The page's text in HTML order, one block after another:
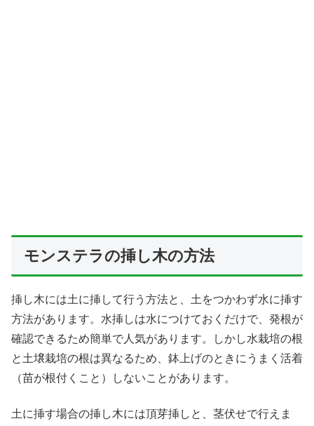
モンステラの挿し木の方法
挿し木には土に挿して行う方法と、土をつかわず水に挿す
方法があります。水挿しは水につけておくだけで、発根が
確認できるため簡単で人気があります。しかし水栽培の根
と土壌栽培の根は異なるため、鉢上げのときにうまく活着
（苗が根付くこと）しないことがあります。
土に挿す場合の挿し木には頂芽挿しと、茎伏せで行えま